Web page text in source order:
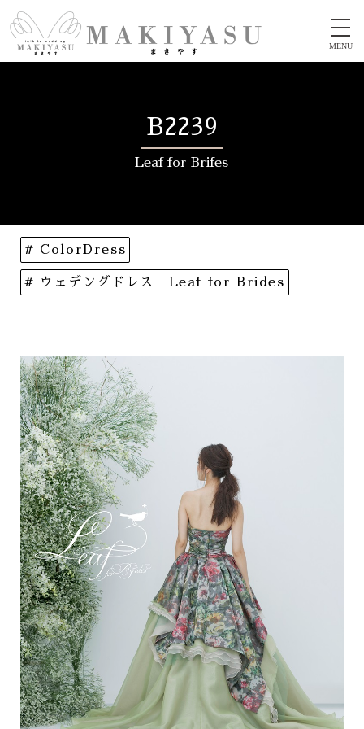
MENU
B2239
Leaf for Brifes
# ColorDress
# ウェデングドレス Leaf for Brides